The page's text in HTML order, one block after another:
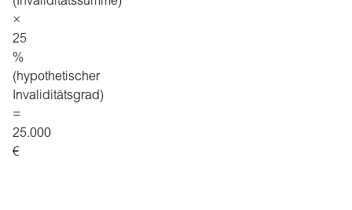
×
25
%
(hypothetischer
Invaliditätsgrad)
=
25.000
€